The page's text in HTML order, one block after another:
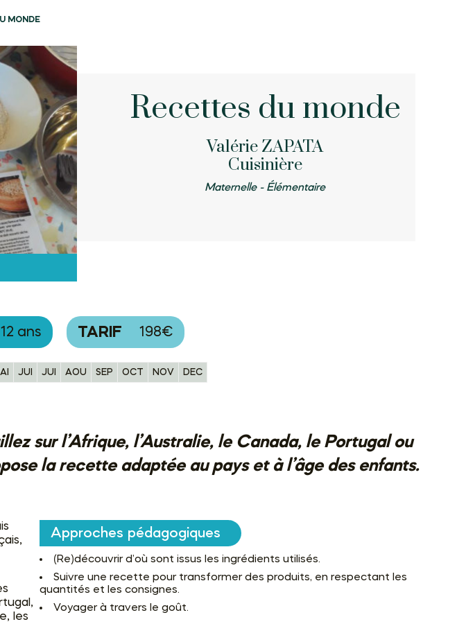
MONDE
Recettes du monde
Valérie ZAPATA
Cuisinière
Maternelle - Élémentaire
ans TARIF 198€
JUI JUI AOU SEP OCT NOV DEC
sur l’Afrique, l’Australie, le Canada, le Portugal ou
la recette adaptée au pays et à l’âge des enfants.
les
Approches pédagogiques
(Re)découvrir d’où sont issus les ingrédients utilisés.
Suivre une recette pour transformer des produits, en respectant les
quantités et les consignes.
Voyager à travers le goût.